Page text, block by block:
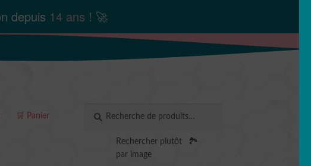
depuis 14 ans ! 🚀
🛒 Panier
pour :
RECHERCHE
Rechercher plutôt
par image
🏞️